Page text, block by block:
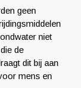
geen
niet
de
dit bij aan
mens en